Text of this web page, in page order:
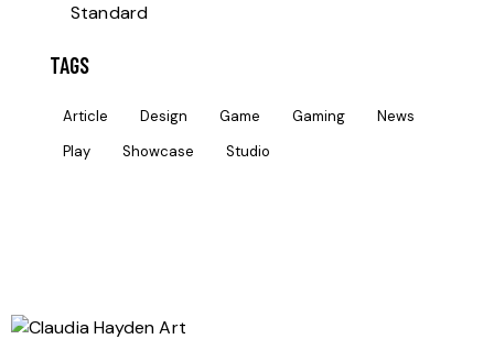
Standard
TAGS
Article Design Game Gaming
News
Play
Showcase Studio